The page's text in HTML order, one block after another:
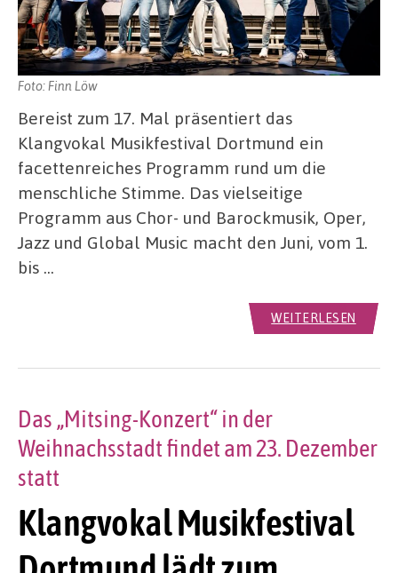
Foto: Finn Löw
Bereist zum 17. Mal präsentiert das
Klangvokal Musikfestival Dortmund ein
facettenreiches Programm rund um die
menschliche Stimme. Das vielseitige
Programm aus Chor- und Barockmusik, Oper,
Jazz und Global Music macht den Juni, vom 1.
bis …
WEITERLESEN
Klangvokal Musikfestival
Das „Mitsing-Konzert“ in der
Weihnachsstadt findet am 23. Dezember
statt